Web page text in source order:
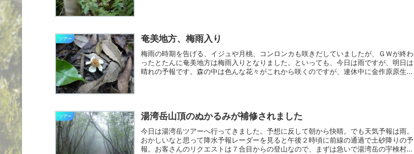
ツアー 奄美地方、梅雨入り
梅雨の時期を告げる、イジュや月桃、コンロンカも咲きだしていましたが、ＧＷが終わ
ったとたんに奄美地方は梅雨入りとなりました。といっても、今日は雨ですが、明日は
晴れの予報です。森の中は色んな花々がこれから咲くのですが、連休中に金作原原生林
ツアー 湯湾岳山頂のぬかるみが補修されました
今日は湯湾岳ツアーへ行ってきました。予想に反して朝から快晴。でも天気予報は雨。
おかしいなと思って降水予報レーダーを見ると午後２時頃に前線の通過で土砂降りの予
報。お客さんのリクエストは７合目からの登山なので、まずは急いで湯湾岳の宇検村側7